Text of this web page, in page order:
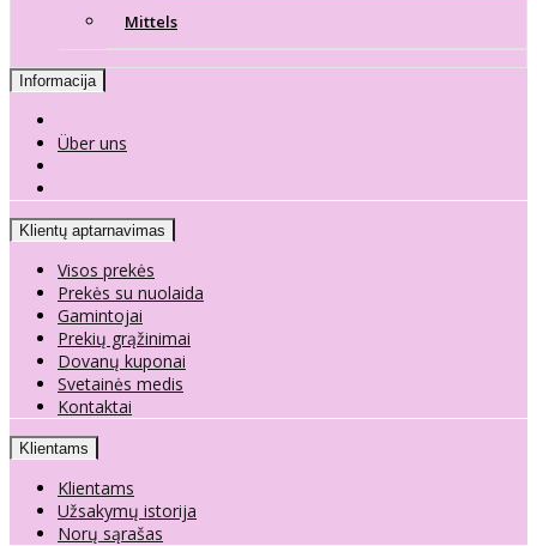
Mittels
Informacija
Über uns
Klientų aptarnavimas
Visos prekės
Prekės su nuolaida
Gamintojai
Prekių grąžinimai
Dovanų kuponai
Svetainės medis
Kontaktai
Klientams
Klientams
Užsakymų istorija
Norų sąrašas